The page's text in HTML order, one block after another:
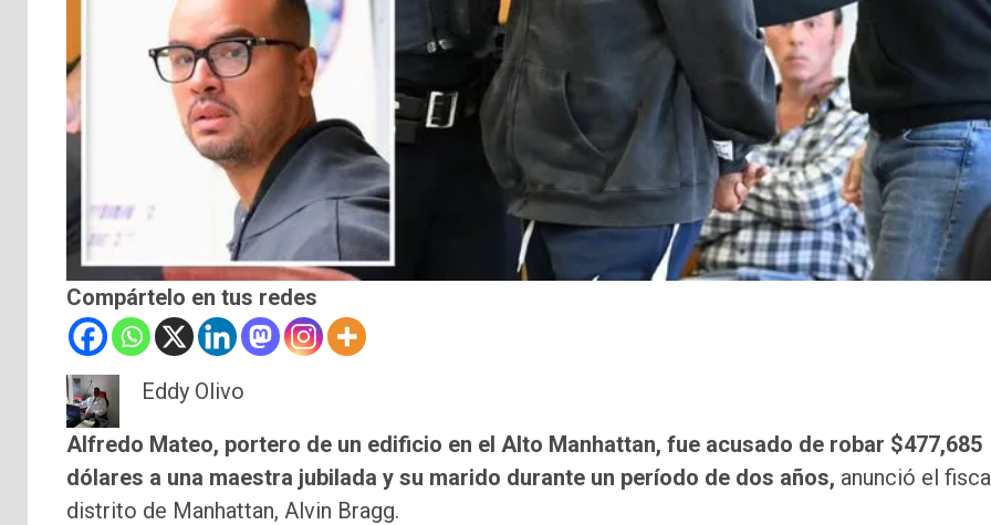
Compártelo en tus redes
Eddy Olivo
Alfredo Mateo, portero de un edificio en el Alto Manhattan, fue acusado de robar $477,685
dólares a una maestra jubilada y su marido durante un período de dos años, anunció el
distrito de Manhattan, Alvin Bragg.